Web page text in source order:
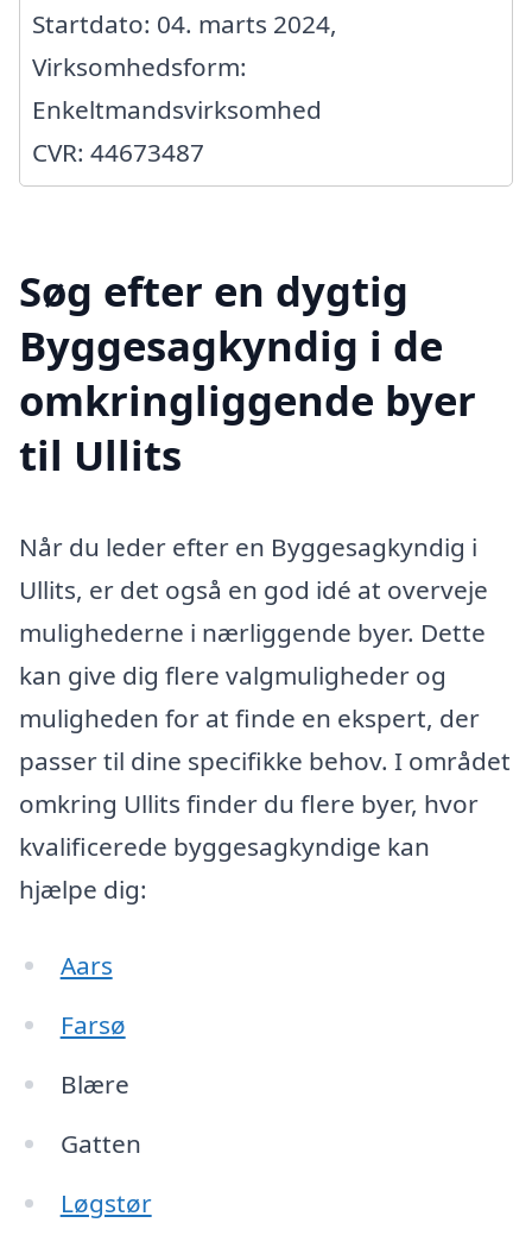
Startdato: 04. marts 2024,
Virksomhedsform:
Enkeltmandsvirksomhed
CVR: 44673487
Søg efter en dygtig
Byggesagkyndig i de
omkringliggende byer
til Ullits
Når du leder efter en Byggesagkyndig i
Ullits, er det også en god idé at overveje
mulighederne i nærliggende byer. Dette
kan give dig flere valgmuligheder og
muligheden for at finde en ekspert, der
passer til dine specifikke behov. I området
omkring Ullits finder du flere byer, hvor
kvalificerede byggesagkyndige kan
hjælpe dig:
Aars
Farsø
Blære
Gatten
Løgstør